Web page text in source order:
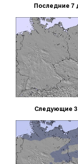
Последние 7
Следующие